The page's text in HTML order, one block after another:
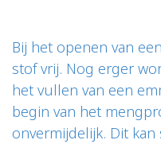
Bij het openen van
stof vrij. Nog erger
het vullen van een
begin van het
onvermijdelijk. Dit